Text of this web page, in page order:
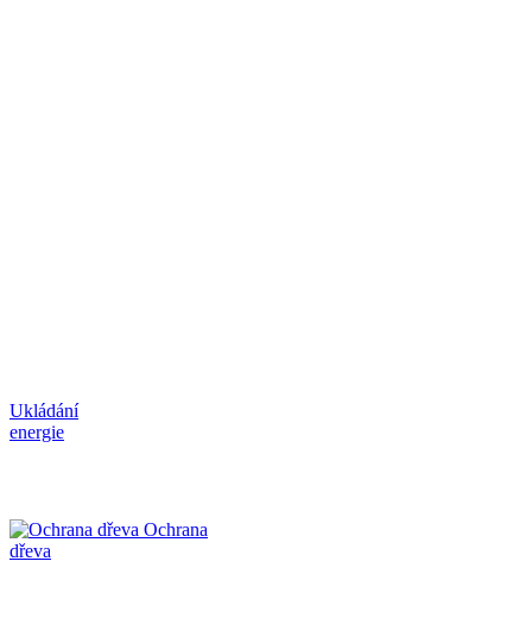
Ukládání
energie
Ochrana
dřeva